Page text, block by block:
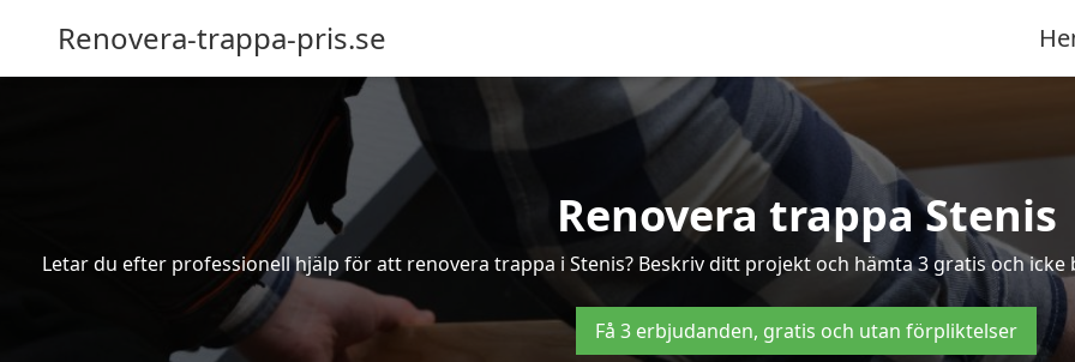
Renovera-trappa-pris.se
Renovera trappa Stenis
Letar du efter professionell hjälp för att renovera trappa i Stenis? Beskriv ditt projekt och hämta 3 gratis och
Få 3 erbjudanden, gratis och utan förpliktelser